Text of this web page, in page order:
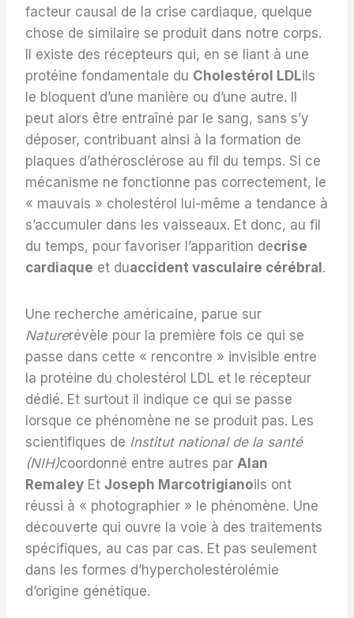
facteur causal de la crise cardiaque, quelque
chose de similaire se produit dans notre corps.
Il existe des récepteurs qui, en se liant à une
protéine fondamentale du Cholestérol LDLils
le bloquent d’une manière ou d’une autre. Il
peut alors être entraîné par le sang, sans s’y
déposer, contribuant ainsi à la formation de
plaques d’athérosclérose au fil du temps. Si ce
mécanisme ne fonctionne pas correctement, le
« mauvais » cholestérol lui-même a tendance à
s’accumuler dans les vaisseaux. Et donc, au fil
du temps, pour favoriser l’apparition decrise
cardiaque et duaccident vasculaire cérébral .
Une recherche américaine, parue sur
Naturerévèle pour la première fois ce qui se
passe dans cette « rencontre » invisible entre
la protéine du cholestérol LDL et le récepteur
dédié. Et surtout il indique ce qui se passe
lorsque ce phénomène ne se produit pas. Les
scientifiques de Institut national de la santé
(NIH)coordonné entre autres par Alan
Remaley Et Joseph Marcotrigianoils ont
réussi à « photographier » le phénomène. Une
découverte qui ouvre la voie à des traitements
spécifiques, au cas par cas. Et pas seulement
dans les formes d’hypercholestérolémie
d’origine génétique.